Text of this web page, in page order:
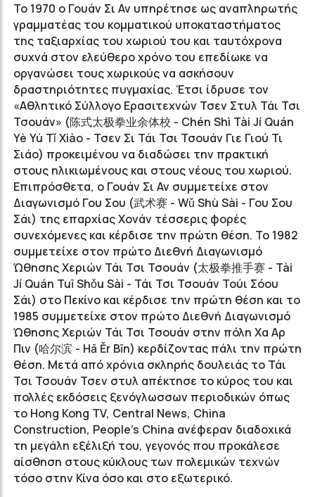
Το 1970 ο Γουάν Σι Αν υπηρέτησε ως αναπληρωτής
γραμματέας του κομματικού υποκαταστήματος
της ταξιαρχίας του χωριού του και ταυτόχρονα
συχνά στον ελεύθερο χρόνο του επεδίωκε να
οργανώσει τους χωρικούς να ασκήσουν
δραστηριότητες πυγμαχίας. Έτσι ίδρυσε τον
«Αθλητικό Σύλλογο Ερασιτεχνών Τσεν Στυλ Τάι Τσι
Τσουάν» (陈式太极拳业余体校 - Chén Shì Tài Jí Quán
Yè Yú Tǐ Xiào - Τσεν Σι Τάι Τσι Τσουάν Γιε Γιού Τι
Σιάο) προκειμένου να διαδώσει την πρακτική
στους ηλικιωμένους και στους νέους του χωριού.
Επιπρόσθετα, ο Γουάν Σι Αν συμμετείχε στον
Διαγωνισμό Γου Σου (武术赛 - Wǔ Shù Sài - Γου Σου
Σάι) της επαρχίας Χονάν τέσσερις φορές
συνεχόμενες και κέρδισε την πρώτη θέση. Το 1982
συμμετείχε στον πρώτο Διεθνή Διαγωνισμό
Ώθησης Χεριών Τάι Τσι Τσουάν (太极拳推手赛 - Tài
Jí Quán Tuī Shǒu Sài - Τάι Τσι Τσουάν Τούι Σόου
Σάι) στο Πεκίνο και κέρδισε την πρώτη θέση και το
1985 συμμετείχε στον πρώτο Διεθνή Διαγωνισμό
Ώθησης Χεριών Τάι Τσι Τσουάν στην πόλη Χα Aρ
Πιν (哈尔滨 - Hā Ěr Bīn) κερδίζοντας πάλι την πρώτη
θέση. Μετά από χρόνια σκληρής δουλειάς το Τάι
Τσι Τσουάν Τσεν στυλ απέκτησε το κύρος του και
πολλές εκδόσεις ξενόγλωσσων περιοδικών όπως
το Hong Kong TV, Central News, China
Construction, People's China ανέφεραν διαδοχικά
τη μεγάλη εξέλιξή του, γεγονός που προκάλεσε
αίσθηση στους κύκλους των πολεμικών τεχνών
τόσο στην Κίνα όσο και στο εξωτερικό.